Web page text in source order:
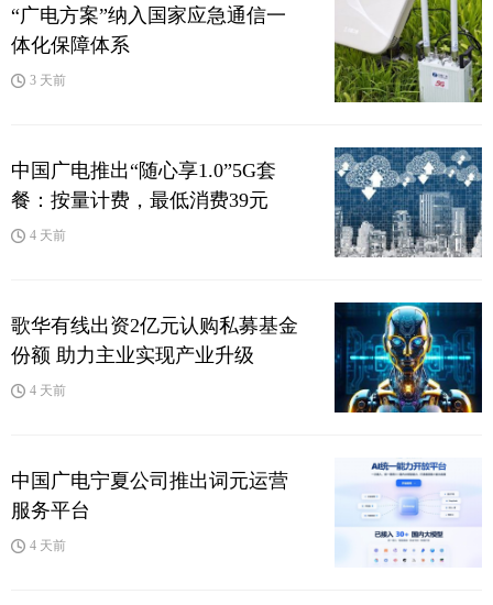
“广电方案”纳入国家应急通信一
体化保障体系
3 天前
中国广电推出“随心享1.0”5G套
餐：按量计费，最低消费39元
4 天前
歌华有线出资2亿元认购私募基金
份额 助力主业实现产业升级
4 天前
中国广电宁夏公司推出词元运营
服务平台
4 天前